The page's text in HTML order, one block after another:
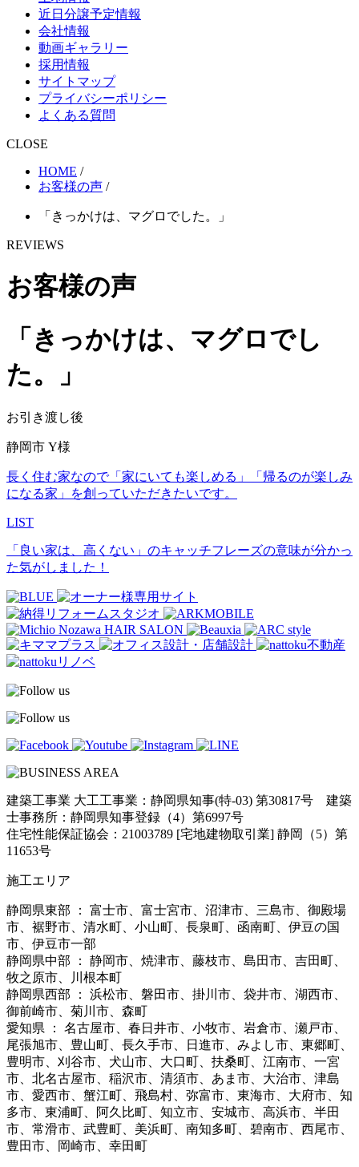
近日分譲予定情報
会社情報
動画ギャラリー
採用情報
サイトマップ
プライバシーポリシー
よくある質問
CLOSE
HOME /
お客様の声 /
「きっかけは、マグロでした。」
REVIEWS
お客様の声
「きっかけは、マグロでし
た。」
お引き渡し後
静岡市 Y様
長く住む家なので「家にいても楽しめる」「帰るのが楽しみ
になる家」を創っていただきたいです。
LIST
「良い家は、高くない」のキャッチフレーズの意味が分かっ
た気がしました！
建築工事業 大工工事業：静岡県知事(特-03) 第30817号 建築
士事務所：静岡県知事登録（4）第6997号
住宅性能保証協会：21003789 [宅地建物取引業] 静岡（5）第
11653号
施工エリア
静岡県東部 ： 富士市、富士宮市、沼津市、三島市、御殿場
市、裾野市、清水町、小山町、長泉町、函南町、伊豆の国
市、伊豆市一部
静岡県中部 ： 静岡市、焼津市、藤枝市、島田市、吉田町、
牧之原市、川根本町
静岡県西部 ： 浜松市、磐田市、掛川市、袋井市、湖西市、
御前崎市、菊川市、森町
愛知県 ： 名古屋市、春日井市、小牧市、岩倉市、瀬戸市、
尾張旭市、豊山町、長久手市、日進市、みよし市、東郷町、
豊明市、刈谷市、犬山市、大口町、扶桑町、江南市、一宮
市、北名古屋市、稲沢市、清須市、あま市、大治市、津島
市、愛西市、蟹江町、飛島村、弥富市、東海市、大府市、知
多市、東浦町、阿久比町、知立市、安城市、高浜市、半田
市、常滑市、武豊町、美浜町、南知多町、碧南市、西尾市、
豊田市、岡崎市、幸田町